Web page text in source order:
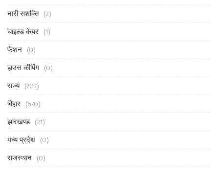
नारी सशक्ति (2)
चाइल्ड केयर (1)
फैशन (0)
हाउस कीपिंग (0)
राज्य (707)
बिहार (670)
झारखण्ड (21)
मध्य प्रदेश (0)
राजस्थान (0)